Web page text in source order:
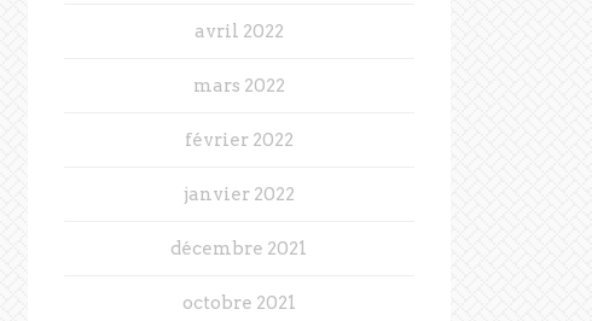
avril 2022
mars 2022
février 2022
janvier 2022
décembre 2021
octobre 2021